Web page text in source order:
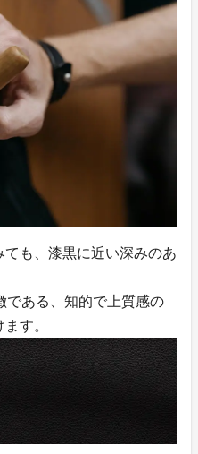
も、漆黒に近い深みのあ
である、知的で上質感の
す。